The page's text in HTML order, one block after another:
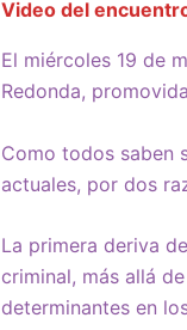
Video del
El miércoles 19 de
Redonda,
Como todos saben
actuales, por dos
La primera deriva
criminal, más allá
determinantes en